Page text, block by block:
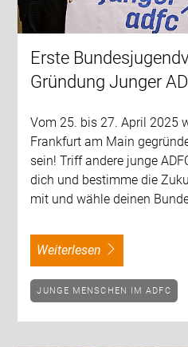
Erste
Gründung Junger
Vom 25. bis 27. April 2025
Frankfurt am Main
sein! Triff andere junge
dich und bestimme die
mit und wähle deinen
weiterlesen
JUNGE MENSCHEN IM ADFC